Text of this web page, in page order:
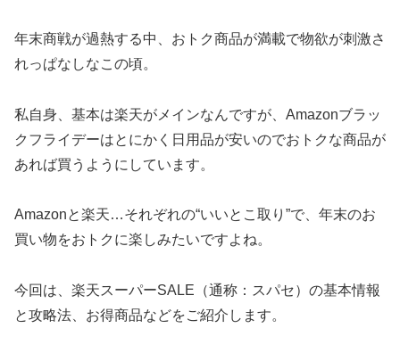
年末商戦が過熱する中、おトク商品が満載で物欲が刺激さ
れっぱなしなこの頃。
私自身、基本は楽天がメインなんですが、Amazonブラッ
クフライデーはとにかく日用品が安いのでおトクな商品が
あれば買うようにしています。
Amazonと楽天…それぞれの“いいとこ取り”で、年末のお
買い物をおトクに楽しみたいですよね。
今回は、楽天スーパーSALE（通称：スパセ）の基本情報
と攻略法、お得商品などをご紹介します。